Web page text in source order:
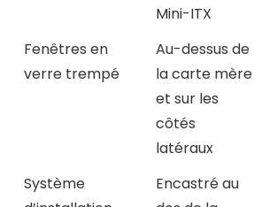
Mini-ITX
Fenêtres en
verre trempé
Au-dessus de
la carte mère
et sur les
côtés
latéraux
Système
Encastré au